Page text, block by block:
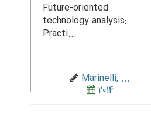
Future-oriented
technology analysis:
Practi...
Marinelli, ...
2014